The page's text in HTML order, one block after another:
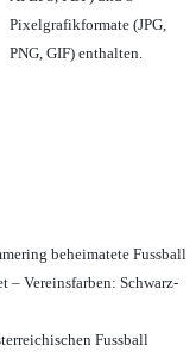
Pixelgrafikformate (JPG,
PNG, GIF) enthalten.
beheimatete Fussball
– Vereinsfarben: Schwarz-
Fussball